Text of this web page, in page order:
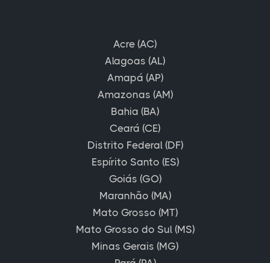
Acre (AC)
Alagoas (AL)
Amapá (AP)
Amazonas (AM)
Bahia (BA)
Ceará (CE)
Distrito Federal (DF)
Espírito Santo (ES)
Goiás (GO)
Maranhão (MA)
Mato Grosso (MT)
Mato Grosso do Sul (MS)
Minas Gerais (MG)